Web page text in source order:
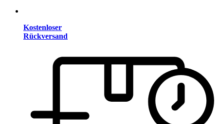
Kostenloser
Rückversand